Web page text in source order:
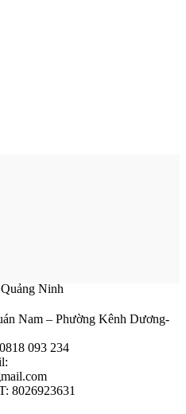
Ninh
Nam – Phường Kênh Dương-
093 234
8026923631